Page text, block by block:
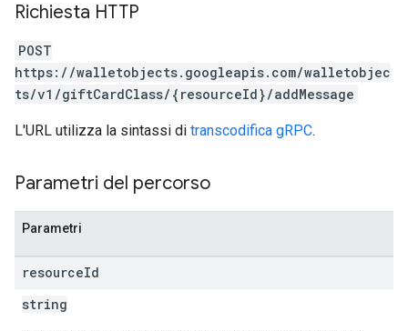
Richiesta HTTP
POST
https://walletobjects.googleapis.com/walletobjec
ts/v1/giftCardClass/{resourceId}/addMessage
L'URL utilizza la sintassi di transcodifica gRPC.
Parametri del percorso
Parametri
resourceId
string